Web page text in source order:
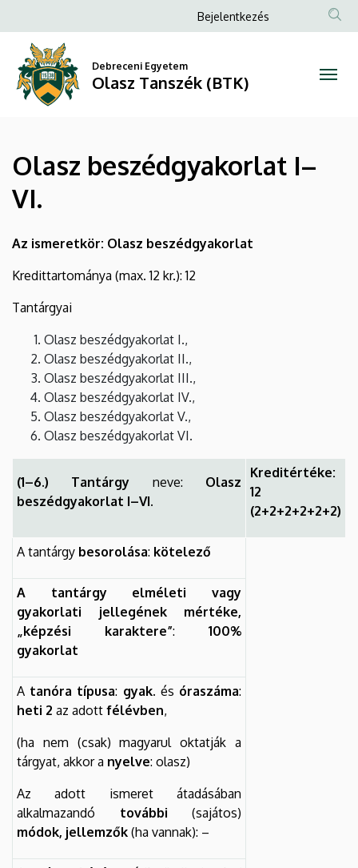
beszédgyakorlat
I–
Olasz
Tanszék
(BTK)
a
tartalomra
Anonim
menüje
Bejelentkezés
Debreceni Egyetem
Olasz Tanszék (BTK)
Olasz beszédgyakorlat I–
VI.
Az ismeretkör: Olasz beszédgyakorlat
Kredittartománya (max. 12 kr.): 12
Tantárgyai
Olasz beszédgyakorlat I.,
Olasz beszédgyakorlat II.,
Olasz beszédgyakorlat III.,
Olasz beszédgyakorlat IV.,
Olasz beszédgyakorlat V.,
Olasz beszédgyakorlat VI.
(1–6.) Tantárgy neve: Olasz
beszédgyakorlat I–VI.
Kreditértéke:
12
(2+2+2+2+2+2)
A tantárgy besorolása: kötelező
A tantárgy elméleti vagy
gyakorlati jellegének mértéke,
„képzési karaktere”: 100%
gyakorlat
A tanóra típusa: gyak. és óraszáma:
heti 2 az adott félévben,
(ha nem (csak) magyarul oktatják a
tárgyat, akkor a nyelve: olasz)
Az adott ismeret átadásában
alkalmazandó további (sajátos)
módok, jellemzők (ha vannak): –